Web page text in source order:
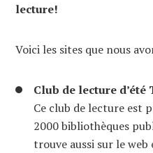
lecture!
Voici les sites que nous
Club de lecture d’été
Ce club de lecture est
2000 bibliothèques
trouve aussi sur le